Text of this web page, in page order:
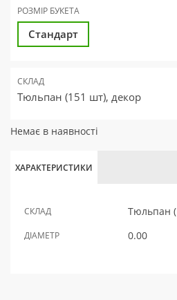
РОЗМІР БУКЕТА
Стандарт
СКЛАД
Тюльпан (151 шт), декор
Немає в наявності
ХАРАКТЕРИСТИКИ
СКЛАД Тюльпан
ДІАМЕТР 0.00